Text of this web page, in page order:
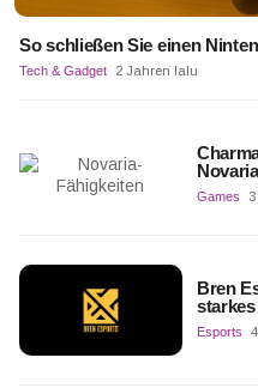
So schließen Sie einen
Tech & Gadget 2 Jahren lalu
Games
Bren
Esports